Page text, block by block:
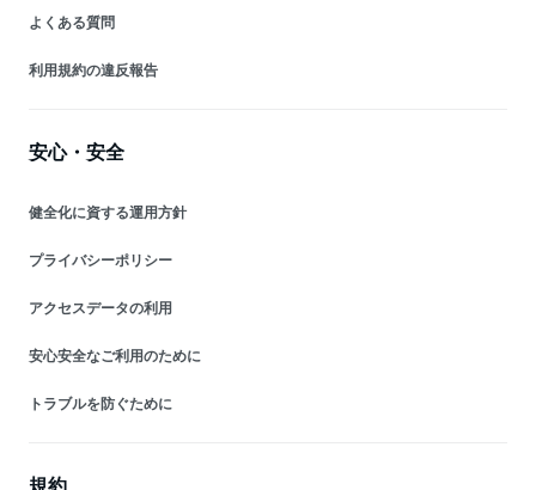
よくある質問
利用規約の違反報告
安心・安全
健全化に資する運用方針
プライバシーポリシー
アクセスデータの利用
安心安全なご利用のために
トラブルを防ぐために